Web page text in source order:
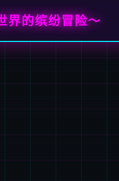
界的缤纷冒险～